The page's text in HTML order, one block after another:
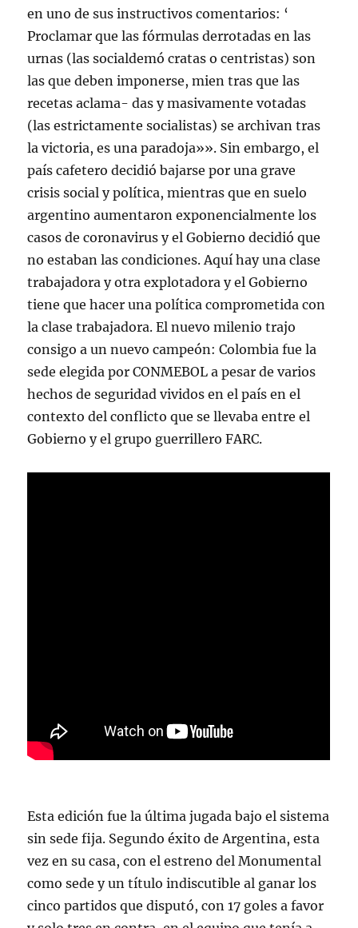
en uno de sus instructivos comentarios: ‘
Proclamar que las fórmulas derrotadas en las
urnas (las socialdemó cratas o centristas) son
las que deben imponerse, mien tras que las
recetas aclama- das y masivamente votadas
(las estrictamente socialistas) se archivan tras
la victoria, es una paradoja»». Sin embargo, el
país cafetero decidió bajarse por una grave
crisis social y política, mientras que en suelo
argentino aumentaron exponencialmente los
casos de coronavirus y el Gobierno decidió que
no estaban las condiciones. Aquí hay una clase
trabajadora y otra explotadora y el Gobierno
tiene que hacer una política comprometida con
la clase trabajadora. El nuevo milenio trajo
consigo a un nuevo campeón: Colombia fue la
sede elegida por CONMEBOL a pesar de varios
hechos de seguridad vividos en el país en el
contexto del conflicto que se llevaba entre el
Gobierno y el grupo guerrillero FARC.
Esta edición fue la última jugada bajo el sistema
sin sede fija. Segundo éxito de Argentina, esta
vez en su casa, con el estreno del Monumental
como sede y un título indiscutible al ganar los
cinco partidos que disputó, con 17 goles a favor